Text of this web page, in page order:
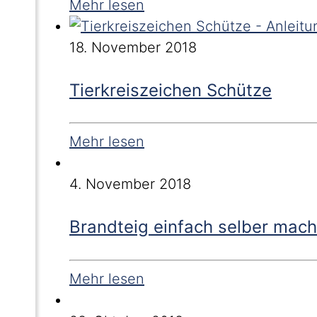
Mehr lesen
18. November 2018
Tierkreiszeichen Schütze
Mehr lesen
4. November 2018
Brandteig einfach selber
Mehr lesen